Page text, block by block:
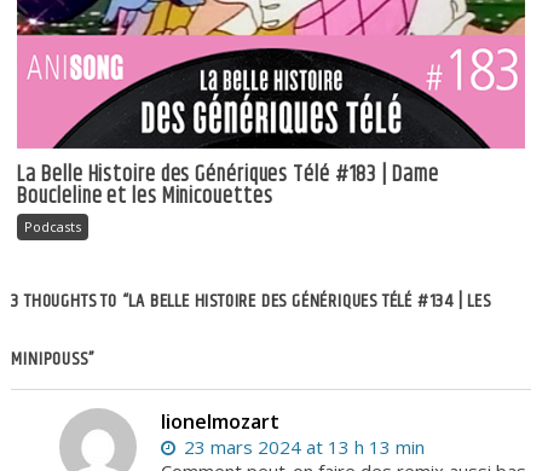
La Belle Histoire des Génériques Télé #183 | Dame
Boucleline et les Minicouettes
Podcasts
3 THOUGHTS TO “LA BELLE HISTOIRE DES GÉNÉRIQUES TÉLÉ #134 | LES
MINIPOUSS”
lionelmozart
23 mars 2024 at 13 h 13 min